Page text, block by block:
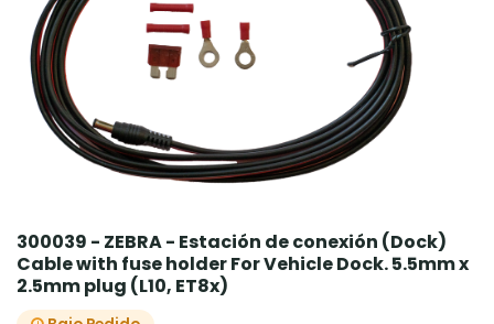
300039 - ZEBRA - Estación de conexión (Dock)
Cable with fuse holder For Vehicle Dock. 5.5mm x
2.5mm plug (L10, ET8x)